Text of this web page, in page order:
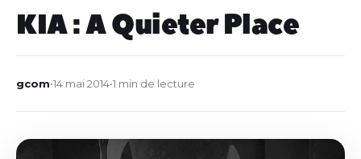
KIA : A Quieter Place
gcom•14 mai 2014•1 min de lecture